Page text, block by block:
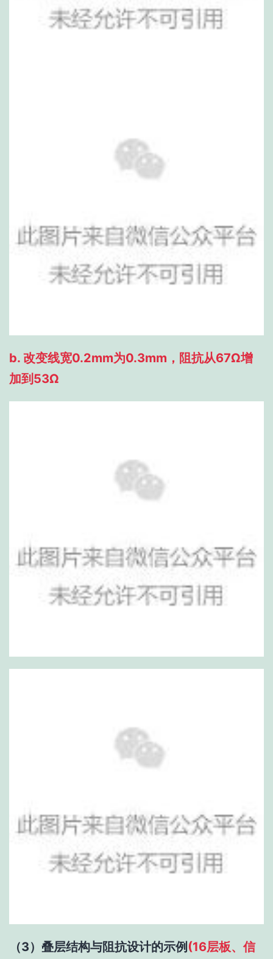
b. 改变线宽0.2mm为0.3mm，阻抗从67Ω增
加到53Ω
（3）叠层结构与阻抗设计的示例 (16层板、信